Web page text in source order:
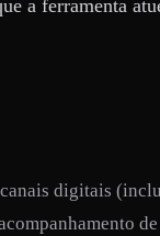
a ferramenta
digitais